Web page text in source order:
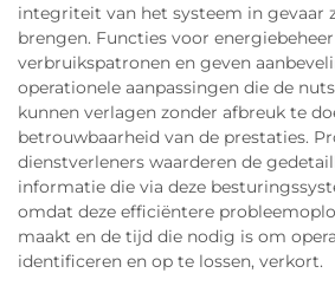
integriteit van het systeem in gevaar
brengen. Functies voor
verbruikspatronen en geven
operationele aanpassingen die de
kunnen verlagen zonder afbreuk te
betrouwbaarheid van de prestaties.
dienstverleners waarderen de
informatie die via deze
omdat deze efficiëntere
maakt en de tijd die nodig is om
identificeren en op te lossen, verkort.